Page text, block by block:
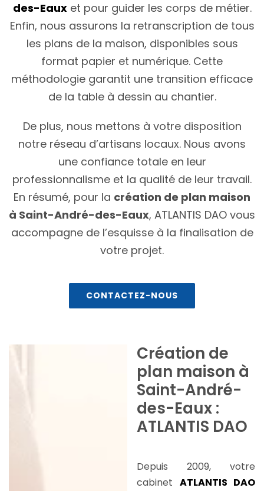
des-Eauxet pour guider les corps de métier.
Enfin, nous assurons la retranscription de tous
les plans de la maison, disponibles sous
format papier et numérique. Cette
méthodologie garantit une transition efficace
de la table à dessin au chantier.
De plus, nous mettons à votre disposition
notre réseau d’artisans locaux. Nous avons
une confiance totale en leur
professionnalisme et la qualité de leur travail.
En résumé, pour la création de plan maison
à Saint-André-des-Eaux, ATLANTIS DAO vous
accompagne de l’esquisse à la finalisation de
votre projet.
CONTACTEZ-NOUS
Création de
plan maison à
Saint-André-
des-Eaux :
ATLANTIS DAO
Depuis 2009, votre
cabinet ATLANTIS DAO